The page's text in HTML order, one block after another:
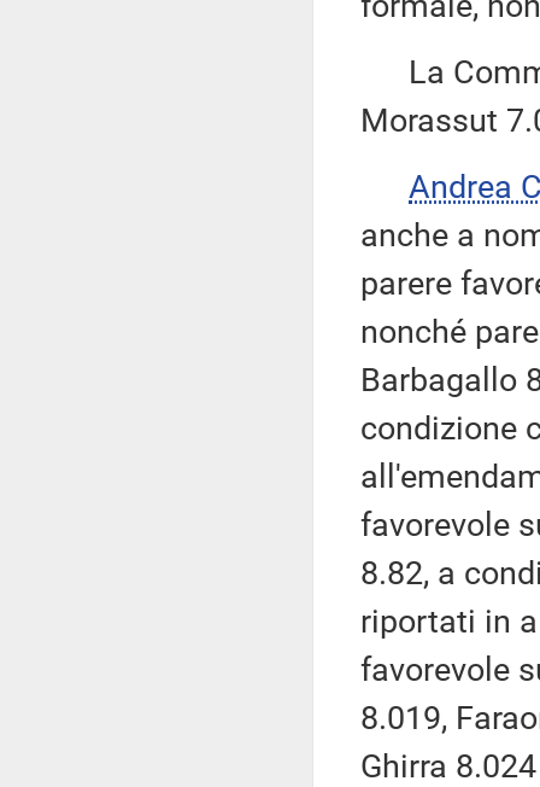
La
Morassut
Andrea
anche a
parere
nonché
Barbagallo
condizione
favorevole
8.82, a
riportati in
favorevole
8.019,
Ghirra